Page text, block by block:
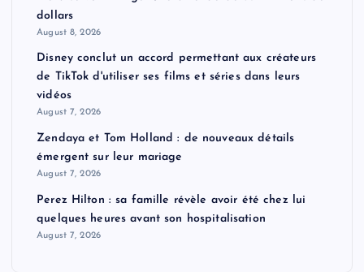
dollars
August 8, 2026
Disney conclut un accord permettant aux créateurs
de TikTok d'utiliser ses films et séries dans leurs
vidéos
August 7, 2026
Zendaya et Tom Holland : de nouveaux détails
émergent sur leur mariage
August 7, 2026
Perez Hilton : sa famille révèle avoir été chez lui
quelques heures avant son hospitalisation
August 7, 2026